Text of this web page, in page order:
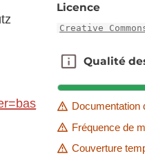
Licence
Creative
Qualité des
Qualité
Documentation
Fréquence de
Couverture